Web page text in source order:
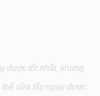
được tốt nhất, khung
sửa lấy ngay được.